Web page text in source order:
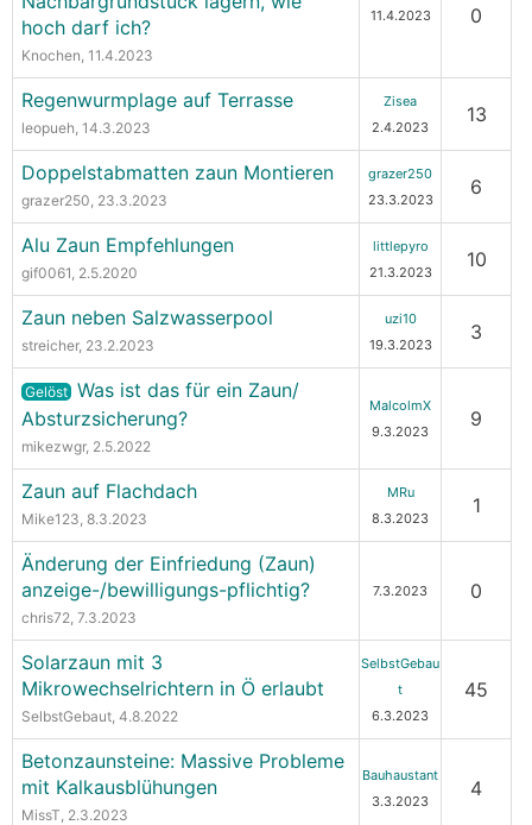
hoch darf ich?
Knochen, 11.4.2023
11.4.2023 0
Regenwurmplage auf Terrasse
leopueh, 14.3.2023
Zisea
2.4.2023
13
Doppelstabmatten zaun Montieren
grazer250, 23.3.2023
grazer250
23.3.2023
6
Alu Zaun Empfehlungen
gif0061, 2.5.2020
littlepyro
21.3.2023
10
Zaun neben Salzwasserpool
streicher, 23.2.2023
uzi10
19.3.2023
3
Gelöst Was ist das für ein Zaun/
Absturzsicherung?
mikezwgr, 2.5.2022
MalcolmX
9.3.2023
9
Zaun auf Flachdach
Mike123, 8.3.2023
MRu
8.3.2023
1
Änderung der Einfriedung (Zaun)
anzeige-/bewilligungs-pflichtig?
chris72, 7.3.2023
7.3.2023 0
Solarzaun mit 3
Mikrowechselrichtern in Ö erlaubt
SelbstGebaut, 4.8.2022
SelbstGebau
t
6.3.2023
45
Betonzaunsteine: Massive Probleme
mit Kalkausblühungen
MissT, 2.3.2023
Bauhaustant
3.3.2023
4